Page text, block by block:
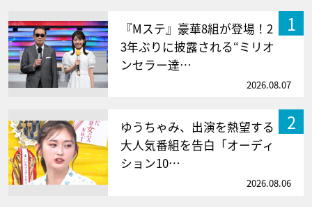
1
『Mステ』豪華8組が登場！2
3年ぶりに披露される“ミリオ
ンセラー達…
2026.08.07
2
ゆうちゃみ、出演を熱望する
大人気番組を告白「オーディ
ション10…
2026.08.06